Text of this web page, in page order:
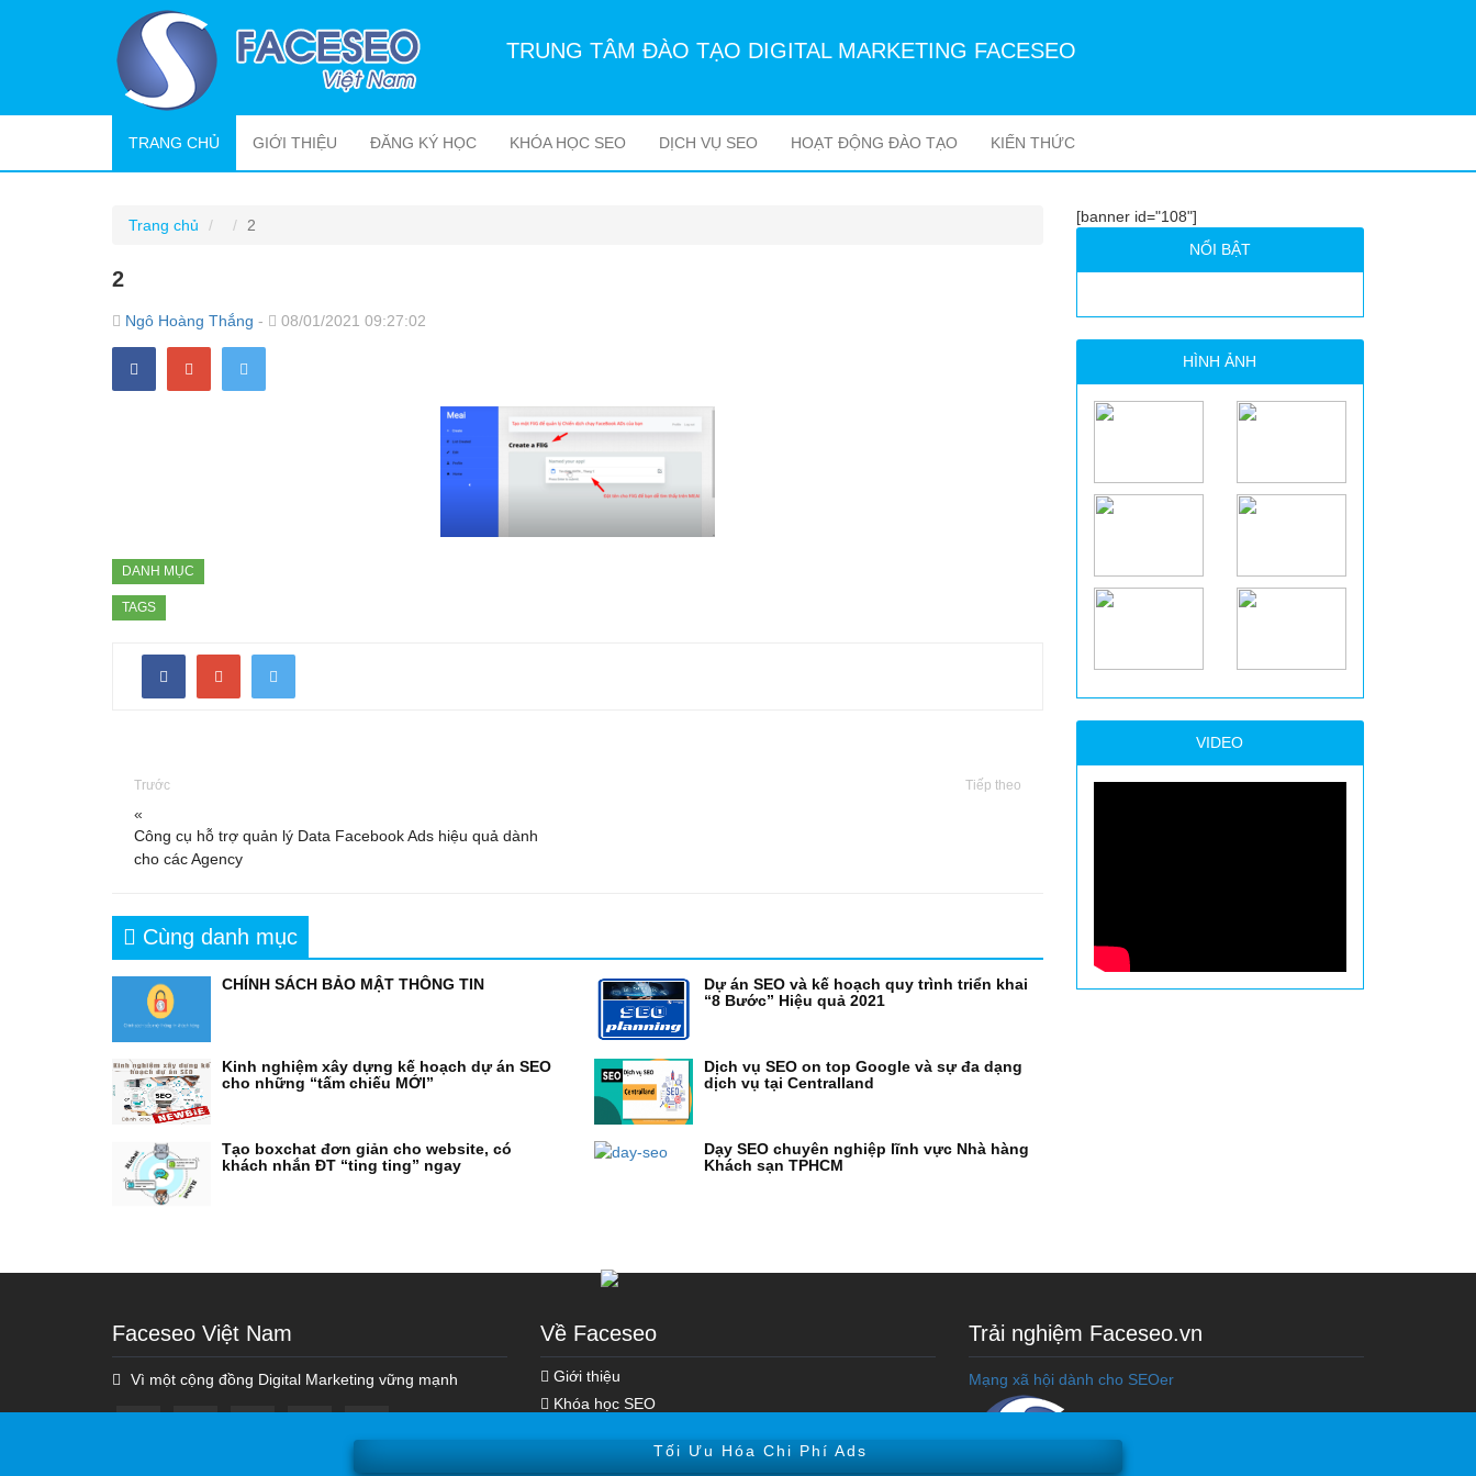
TRUNG TÂM ĐÀO TẠO DIGITAL MARKETING FACESEO
TRANG CHỦ (CURRENT)
GIỚI THIỆU ĐĂNG KÝ HỌC KHÓA HỌC SEO DỊCH VỤ SEO HOẠT ĐỘNG ĐÀO TẠO KIẾN THỨC
Trang chủ 2
2
Ngô Hoàng Thắng - 08/01/2021 09:27:02
DANH MỤC
TAGS
Trước
«
Công cụ hỗ trợ quản lý Data Facebook Ads hiệu quả dành
cho các Agency
Tiếp theo
Cùng danh mục
CHÍNH SÁCH BẢO MẬT THÔNG TIN
Dự án SEO và kế hoạch quy trình triển khai
“8 Bước” Hiệu quả 2021
Kinh nghiệm xây dựng kế hoạch dự án SEO
cho những “tấm chiếu MỚI”
Dịch vụ SEO on top Google và sự đa dạng
dịch vụ tại Centralland
Tạo boxchat đơn giản cho website, có
khách nhắn ĐT “ting ting” ngay
Dạy SEO chuyên nghiệp lĩnh vực Nhà hàng
Khách sạn TPHCM
[banner id="108"]
NỔI BẬT
HÌNH ẢNH
VIDEO
Faceseo Việt Nam
Vì một cộng đồng Digital Marketing vững mạnh
Về Faceseo
Giới thiệu
Khóa học SEO
Kiến thức Digital Marketing
Trải nghiệm Faceseo.vn
Mạng xã hội dành cho SEOer
Khóa Học Seo Top Google
Tối Ưu Hóa Chi Phí Ads
Xây Dựng Hệ Thống Vệ Tinh